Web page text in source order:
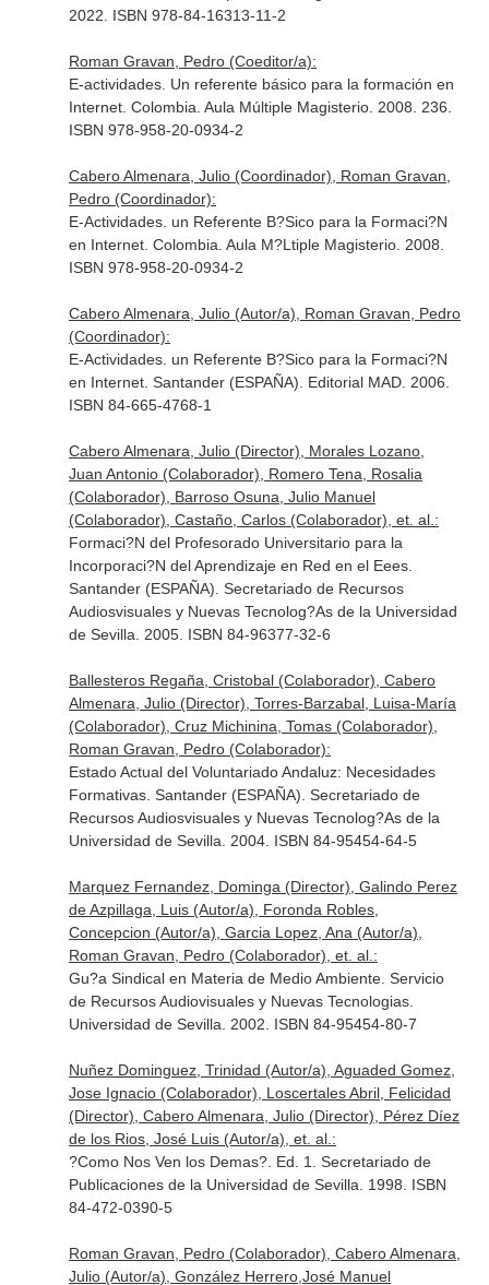
2022. ISBN 978-84-16313-11-2
Roman Gravan, Pedro (Coeditor/a):
E-actividades. Un referente básico para la formación en
Internet. Colombia. Aula Múltiple Magisterio. 2008. 236.
ISBN 978-958-20-0934-2
Cabero Almenara, Julio (Coordinador), Roman Gravan,
Pedro (Coordinador):
E-Actividades. un Referente B?Sico para la Formaci?N
en Internet. Colombia. Aula M?Ltiple Magisterio. 2008.
ISBN 978-958-20-0934-2
Cabero Almenara, Julio (Autor/a), Roman Gravan, Pedro
(Coordinador):
E-Actividades. un Referente B?Sico para la Formaci?N
en Internet. Santander (ESPAÑA). Editorial MAD. 2006.
ISBN 84-665-4768-1
Cabero Almenara, Julio (Director), Morales Lozano,
Juan Antonio (Colaborador), Romero Tena, Rosalia
(Colaborador), Barroso Osuna, Julio Manuel
(Colaborador), Castaño, Carlos (Colaborador), et. al.:
Formaci?N del Profesorado Universitario para la
Incorporaci?N del Aprendizaje en Red en el Eees.
Santander (ESPAÑA). Secretariado de Recursos
Audiosvisuales y Nuevas Tecnolog?As de la Universidad
de Sevilla. 2005. ISBN 84-96377-32-6
Ballesteros Regaña, Cristobal (Colaborador), Cabero
Almenara, Julio (Director), Torres-Barzabal, Luisa-María
(Colaborador), Cruz Michinina, Tomas (Colaborador),
Roman Gravan, Pedro (Colaborador):
Estado Actual del Voluntariado Andaluz: Necesidades
Formativas. Santander (ESPAÑA). Secretariado de
Recursos Audiosvisuales y Nuevas Tecnolog?As de la
Universidad de Sevilla. 2004. ISBN 84-95454-64-5
Marquez Fernandez, Dominga (Director), Galindo Perez
de Azpillaga, Luis (Autor/a), Foronda Robles,
Concepcion (Autor/a), Garcia Lopez, Ana (Autor/a),
Roman Gravan, Pedro (Colaborador), et. al.:
Gu?a Sindical en Materia de Medio Ambiente. Servicio
de Recursos Audiovisuales y Nuevas Tecnologias.
Universidad de Sevilla. 2002. ISBN 84-95454-80-7
Nuñez Dominguez, Trinidad (Autor/a), Aguaded Gomez,
Jose Ignacio (Colaborador), Loscertales Abril, Felicidad
(Director), Cabero Almenara, Julio (Director), Pérez Díez
de los Rios, José Luis (Autor/a), et. al.:
?Como Nos Ven los Demas?. Ed. 1. Secretariado de
Publicaciones de la Universidad de Sevilla. 1998. ISBN
84-472-0390-5
Roman Gravan, Pedro (Colaborador), Cabero Almenara,
Julio (Autor/a), González Herrero,José Manuel